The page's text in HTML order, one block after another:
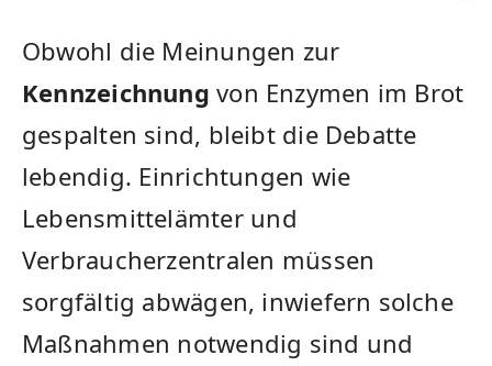
Obwohl die Meinungen zur
Kennzeichnung von Enzymen im Brot
gespalten sind, bleibt die​ Debatte
lebendig. ⁣Einrichtungen wie
Lebensmittelämter⁣ und
Verbraucherzentralen⁢ müssen
sorgfältig abwägen, inwiefern solche
Maßnahmen ⁤notwendig sind und